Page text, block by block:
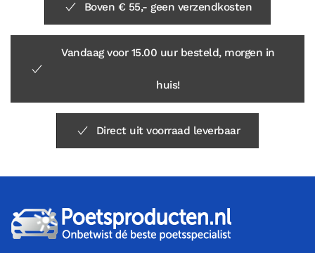
Boven € 55,- geen verzendkosten
Vandaag voor 15.00 uur besteld, morgen in
huis!
Direct uit voorraad leverbaar